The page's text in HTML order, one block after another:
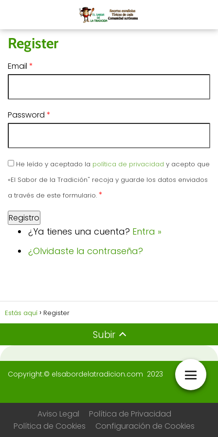
Register
Email *
Password *
He leído y aceptado la política de privacidad y acepto que
«El Sabor de la Tradición" recoja y guarde los datos enviados
a través de este formulario. *
¿Ya tienes una cuenta? Entra »
¿Olvidaste la contraseña?
Estás aquí Register
Subir
Copyright:© elsabordelatradicion.com 2023
Aviso Legal
Política de Privacidad
Política de Cookies
Configuración de Cookies